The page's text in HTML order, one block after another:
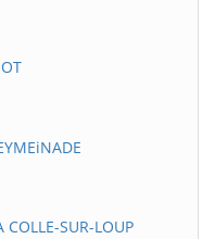
SUR-LOUP